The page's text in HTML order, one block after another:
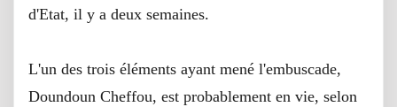
d'Etat, il y a deux semaines.
L'un des trois éléments ayant mené l'embuscade,
Doundoun Cheffou, est probablement en vie, selon